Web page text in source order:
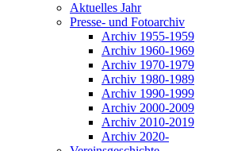
Aktuelles Jahr
Presse- und Fotoarchiv
Archiv 1955-1959
Archiv 1960-1969
Archiv 1970-1979
Archiv 1980-1989
Archiv 1990-1999
Archiv 2000-2009
Archiv 2010-2019
Archiv 2020-